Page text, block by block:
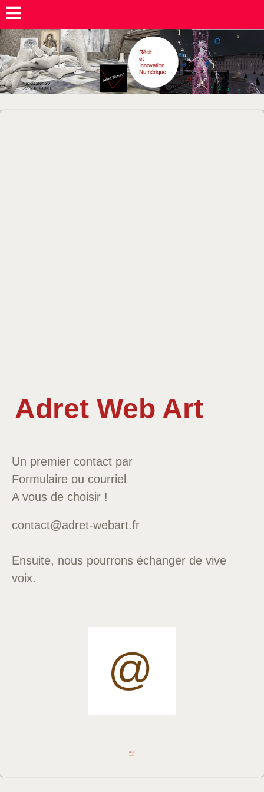
Adret Web Art
Un premier contact par
Formulaire ou courriel
A vous de choisir !
contact@adret-webart.fr
Ensuite, nous pourrons échanger de vive
voix.